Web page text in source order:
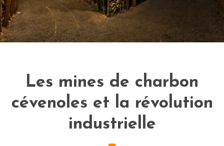
Les mines de charbon
cévenoles et la révolution
industrielle